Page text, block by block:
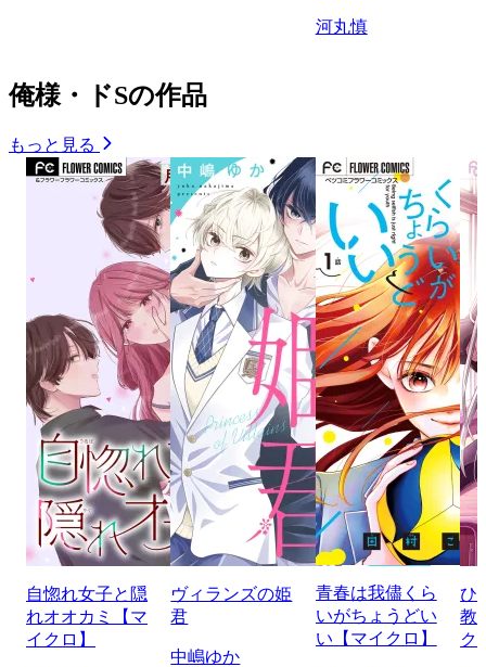
河丸慎
俺様・ドSの作品
もっと見る
自惚れ女子と隠
れオオカミ【マ
イクロ】
ヴィランズの姫
君
中嶋ゆか
青春は我儘くら
いがちょうどい
い【マイクロ】
ひ
教
ク